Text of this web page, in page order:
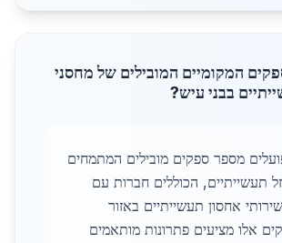
המקומיים המובילים של מחסני
בבני עיש?
מספר ספקים מובילים המתמחים
תעשייתיים, הכוללים חברות עם
אחסון תעשייתיים באזור
אלו מציעים פתרונות מותאמים